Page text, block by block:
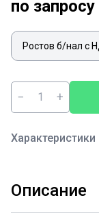
по запросу
− +
Характеристики
Описание